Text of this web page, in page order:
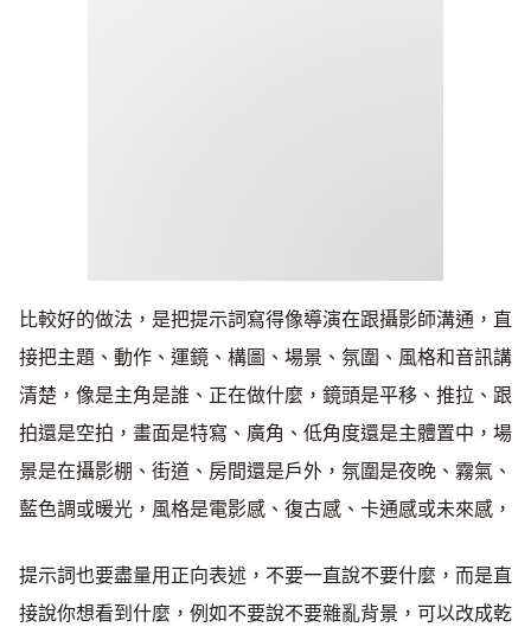
比較好的做法，是把提示詞寫得像導演在跟攝影師溝通，直
接把主題、動作、運鏡、構圖、場景、氛圍、風格和音訊講
清楚，像是主角是誰、正在做什麼，鏡頭是平移、推拉、跟
拍還是空拍，畫面是特寫、廣角、低角度還是主體置中，場
景是在攝影棚、街道、房間還是戶外，氛圍是夜晚、霧氣、
藍色調或暖光，風格是電影感、復古感、卡通感或未來感，
提示詞也要盡量用正向表述，不要一直說不要什麼，而是直
接說你想看到什麼，例如不要說不要雜亂背景，可以改成乾